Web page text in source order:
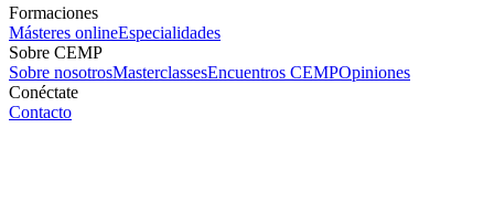
Formaciones
Másteres onlineEspecialidades
Sobre CEMP
Sobre nosotrosMasterclassesEncuentros CEMPOpiniones
Conéctate
Contacto